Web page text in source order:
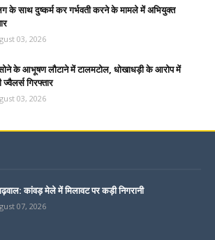
के साथ दुष्कर्म कर गर्भवती करने के मामले में अभियुक्त
03, 2026
के आभूषण लौटाने में टालमटोल, धोखाधड़ी के आरोप में
ज्वैलर्स गिरफ्तार
03, 2026
कांवड़ मेले में मिलावट पर कड़ी निगरानी
07, 2026